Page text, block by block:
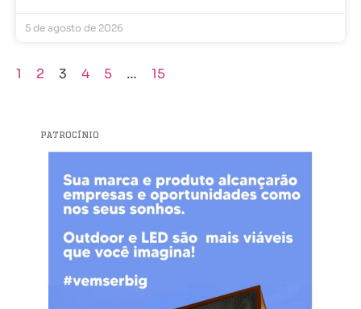
5 de agosto de 2026
1 2 3 4 5 … 15
PATROCÍNIO